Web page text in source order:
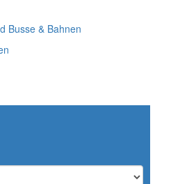
Busse & Bahnen